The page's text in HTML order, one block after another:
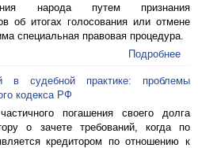
народа путем признания
об итогах голосования или отмене
специальная правовая процедура.
Подробнее
в судебной практике: проблемы
кодекса РФ
погашения своего долга
о зачете требований, когда по
кредитором по отношению к